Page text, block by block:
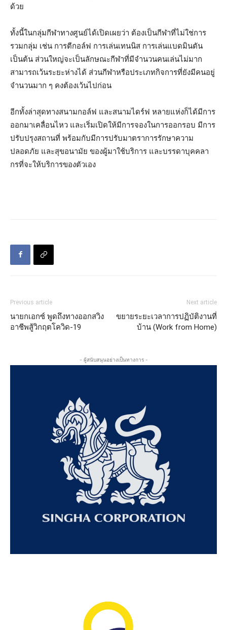
ด้วย
ทั้งนี้ในกลุ่มกีฬาทางศูนย์ได้เปิดเผยว่า ต้องเป็นกีฬาที่ไม่ใช่การ
รวมกลุ่ม เช่น การตีกอล์ฟ การเล่นเทนนิส การเล่นแบดมินตัน
เป็นต้น ส่วนใหญ่จะเป็นลักษณะกีฬาที่มีจำนวนคนเล่นไม่มาก
สามารถเว้นระยะห่างได้ ส่วนกีฬาหรือประเภทกิจการที่ยังมีคนอยู่
จำนวนมาก ๆ คงต้องเว้นไปก่อน
อีกทั้งล่าสุดทางสนามกอล์ฟ และสนามไดร์ฟ หลายแห่งก็ได้มีการ
ออกมาเคลื่อนไหว และเริ่มเปิดให้มีการจองในการออกรอบ มีการ
ปรับปรุงสถานที่ พร้อมกับมีการปรับมาตราการรักษาความ
ปลอดภัย และสุขอนามัย ของผู้มาใช้บริการ และบรรดาบุคคลา
กรที่จะให้บริการของตัวเอง
Previous article
นายกเอกซ์ พูดถึงทางออกสวิง
อาชีพสู้วิกฤตโควิด-19
Next article
ขยายระยะเวลาการปฏิบัติงานที่
บ้าน (Work from Home)
- ผู้สนับสนุนอย่างเป็นทางการ -